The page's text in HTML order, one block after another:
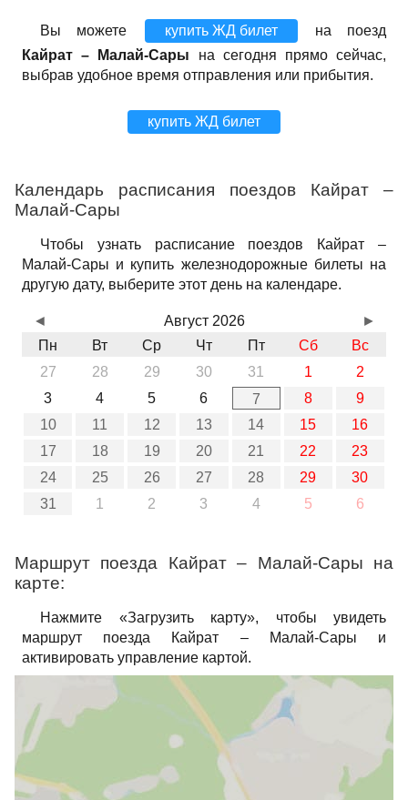
Вы можете купить ЖД билет
на поезд
Кайрат – Малай-Сары на сегодня прямо сейчас,
выбрав удобное время отправления или прибытия.
купить ЖД билет
Календарь расписания поездов Кайрат –
Малай-Сары
Чтобы узнать расписание поездов Кайрат –
Малай-Сары и купить железнодорожные билеты на
другую дату, выберите этот день на календаре.
Август 2026
Пн
Вт Ср Чт Пт Сб
Вс
27
28 29 30 31 1
2
3
4 5 6 7 8
9
10
11 12 13 14 15
16
17
18 19 20 21 22
23
24
25 26 27 28 29
30
31
1 2 3 4 5 6
◄ ►
Маршрут поезда Кайрат – Малай-Сары на
карте:
Нажмите «Загрузить карту», чтобы увидеть
маршрут поезда Кайрат – Малай-Сары и
активировать управление картой.